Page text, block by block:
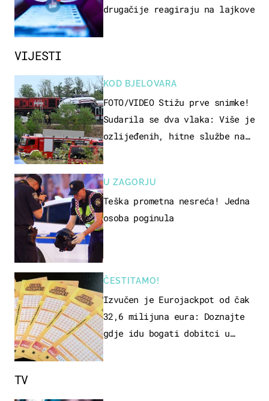
VIJESTI
KOD BJELOVARA
FOTO/VIDEO Stižu prve snimke!
Sudarila se dva vlaka: Više je
ozlijeđenih, hitne službe na
U ZAGORJU
Teška prometna nesreća! Jedna
osoba poginula
ČESTITAMO!
Izvučen je Eurojackpot od čak
32,6 milijuna eura: Doznajte
gdje idu bogati dobitci u
drugačije reagiraju na lajkove
TV